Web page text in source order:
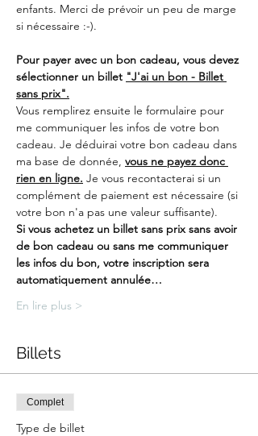
enfants. Merci de prévoir un peu de marge
si nécessaire :-).
Pour payer avec un bon cadeau, vous devez
sélectionner un billet "J'ai un bon - Billet
sans prix".
Vous remplirez ensuite le formulaire pour
me communiquer les infos de votre bon
cadeau. Je déduirai votre bon cadeau dans
ma base de donnée, vous ne payez donc
rien en ligne. Je vous recontacterai si un
complément de paiement est nécessaire (si
votre bon n'a pas une valeur suffisante).
Si vous achetez un billet sans prix sans avoir
de bon cadeau ou sans me communiquer
les infos du bon, votre inscription sera
automatiquement annulée…
En lire plus >
Billets
Complet
Type de billet